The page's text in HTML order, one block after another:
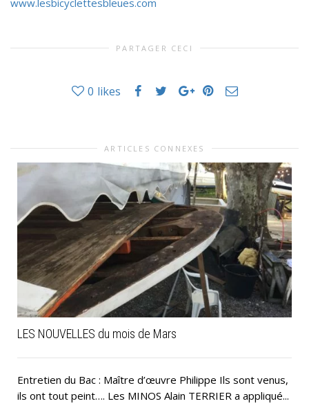
www.lesbicyclettesbleues.com
PARTAGER CECI
0 likes
ARTICLES CONNEXES
LES NOUVELLES du mois de Mars
Entretien du Bac : Maître d’œuvre Philippe Ils sont venus,
ils ont tout peint…. Les MINOS Alain TERRIER a appliqué...